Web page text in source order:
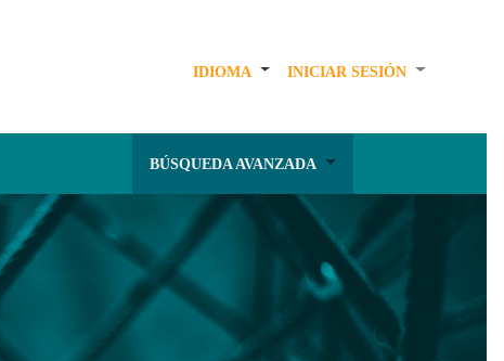
IDIOMA INICIAR SESIÓN
BÚSQUEDA AVANZADA